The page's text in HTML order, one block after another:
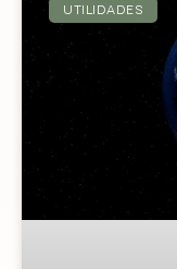
UTILIDADES